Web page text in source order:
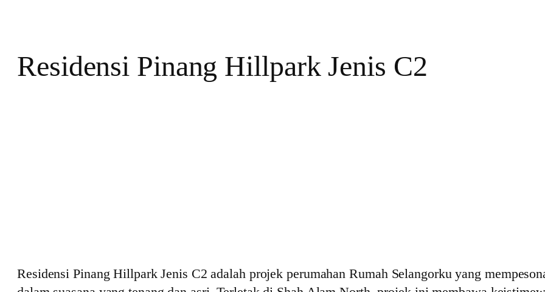
Residensi Pinang Hillpark Jenis C2
Residensi Pinang Hillpark Jenis C2 adalah projek perumahan Rumah Selangorku yang